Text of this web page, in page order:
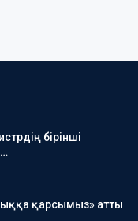
бірінші
қарсымыз» атты